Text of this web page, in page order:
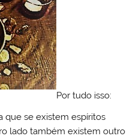
Por tudo isso:
que se existem espíritos
lado também existem outro